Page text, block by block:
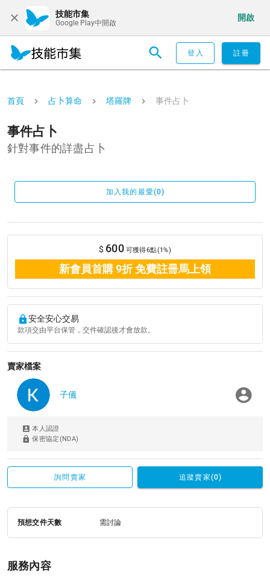
技能市集
Google Play中開啟
開啟
登入 註冊
首頁 占卜算命 塔羅牌 事件占卜
事件占卜
針對事件的詳盡占卜
加入我的最愛(0)
$ 600 可獲得6點(1%)
新會員首購 9折 免費註冊馬上領
安全安心交易
款項交由平台保管，交件確認後才會放款。
賣家檔案
子儀
本人認證
保密協定(NDA)
詢問賣家 追蹤賣家(0)
預想交件天數 需討論
服務內容